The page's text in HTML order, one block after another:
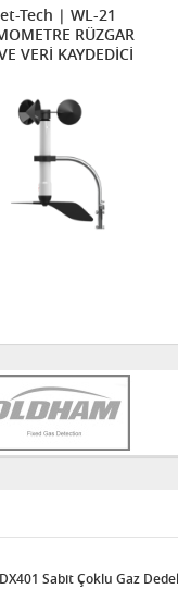
Tech | WL-21
RÜZGAR
VERİ KAYDEDİCİ
Sabit Çoklu Gaz